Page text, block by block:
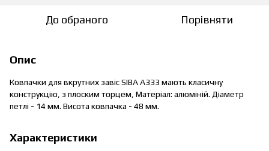
До обраного Порівняти
Опис
Ковпачки для вкрутних завіс SIBA A333 мають класичну
конструкцію, з плоским торцем, Матеріал: алюміній. Діаметр
петлі - 14 мм. Висота ковпачка - 48 мм.
Характеристики